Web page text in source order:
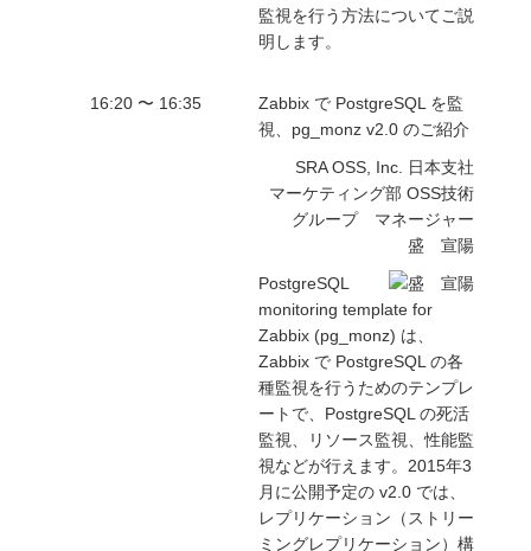
監視を行う方法についてご説
明します。
16:20 〜 16:35
Zabbix で PostgreSQL を監
視、pg_monz v2.0 のご紹介
SRA OSS, Inc. 日本支社
マーケティング部 OSS技術
グループ マネージャー
盛 宣陽
PostgreSQL
monitoring template for
Zabbix (pg_monz) は、
Zabbix で PostgreSQL の各
種監視を行うためのテンプレ
ートで、PostgreSQL の死活
監視、リソース監視、性能監
視などが行えます。2015年3
月に公開予定の v2.0 では、
レプリケーション（ストリー
ミングレプリケーション）構